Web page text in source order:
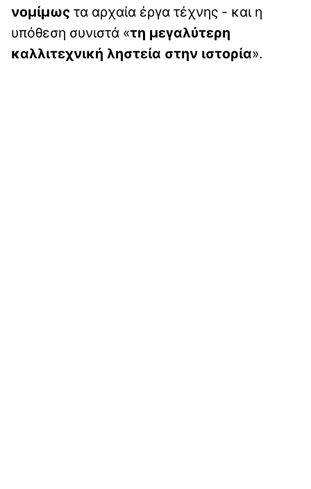
νομίμως τα αρχαία έργα τέχνης - και η
υπόθεση συνιστά «τη μεγαλύτερη
καλλιτεχνική ληστεία στην ιστορία».